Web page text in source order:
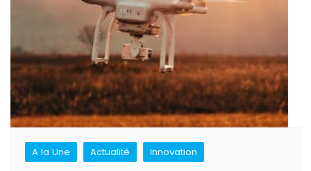
A la Une Actualité Innovation